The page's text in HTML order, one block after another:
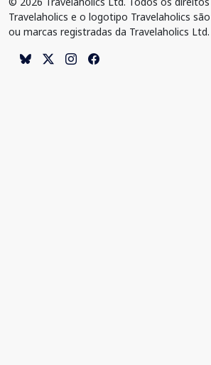
Travelaholics e o logotipo Travelaholics
ou marcas registradas da Travelaholics Ltd.